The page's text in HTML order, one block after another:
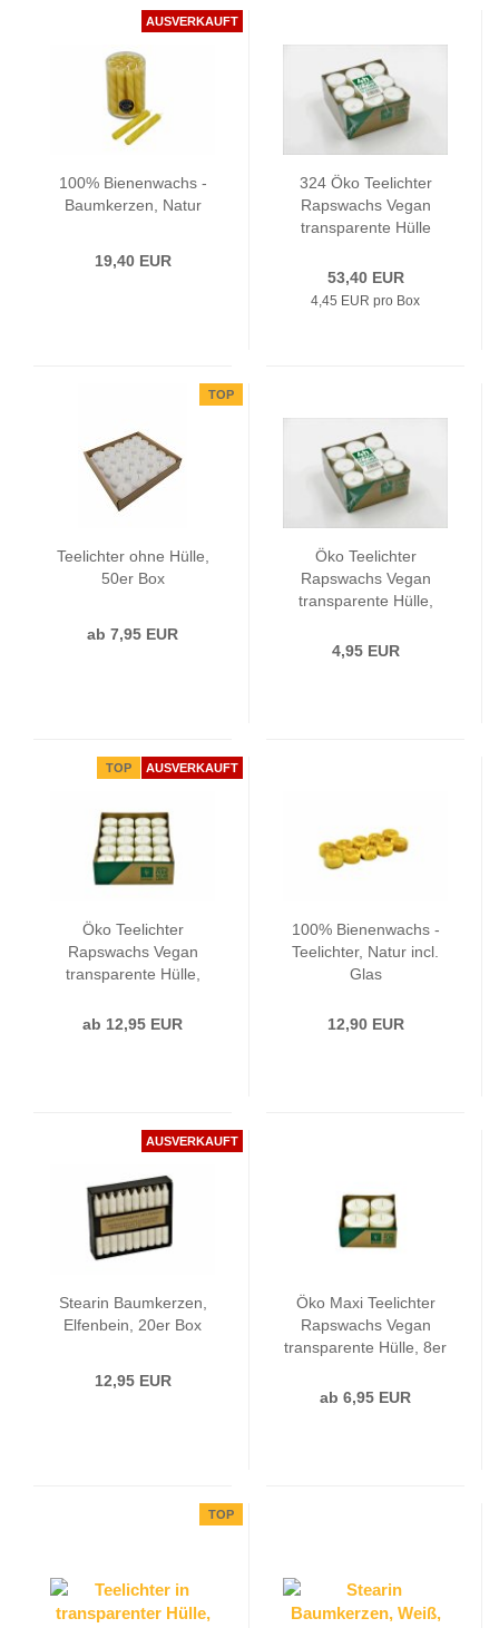
AUSVERKAUFT
100% Bienenwachs -
Baumkerzen, Natur
19,40 EUR
324 Öko Teelichter
Rapswachs Vegan
transparente Hülle
53,40 EUR
4,45 EUR pro Box
TOP
Teelichter ohne Hülle,
50er Box
ab 7,95 EUR
Öko Teelichter
Rapswachs Vegan
transparente Hülle,
4,95 EUR
TOP AUSVERKAUFT
Öko Teelichter
Rapswachs Vegan
transparente Hülle,
ab 12,95 EUR
100% Bienenwachs -
Teelichter, Natur incl.
Glas
12,90 EUR
AUSVERKAUFT
Stearin Baumkerzen,
Elfenbein, 20er Box
12,95 EUR
Öko Maxi Teelichter
Rapswachs Vegan
transparente Hülle, 8er
ab 6,95 EUR
TOP